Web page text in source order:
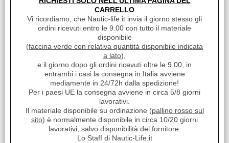
€ 117,41 Sconto 40%
70,50
CARRELLO
Vi ricordiamo, che Nautic-life.it invia il giorno stesso gli
ordini ricevuti entro le 9.00 con tutto il materiale
disponibile
(faccina verde con relativa quantità disponibile indicata
a lato),
e il giorno dopo gli ordini ricevuti oltre le 9.00, in
entrambi i casi la consegna in Italia avviene
mediamente in 24/72h dalla spedizione!
Per i paesi UE la consegna avviene in circa 5/8 giorni
lavorativi.
Il materiale disponibile su ordinazione (pallino rosso sul
sito) è normalmente disponibile in circa 10/20 giorni
lavorativi, salvo disponibilità del fornitore.
Lo Staff di Nautic-Life.it